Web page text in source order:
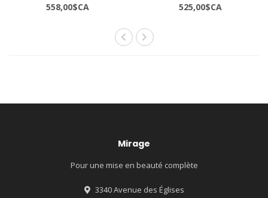
558,00$CA 525,00$CA
Mirage
Pour une mise en beauté complète
3340 Avenue des Églises